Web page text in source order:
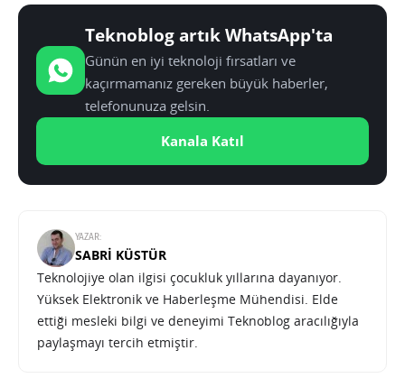
Teknoblog artık WhatsApp'ta
Günün en iyi teknoloji fırsatları ve
kaçırmamanız gereken büyük haberler,
telefonunuza gelsin.
Kanala Katıl
YAZAR:
SABRI KÜSTÜR
Teknolojiye olan ilgisi çocukluk yıllarına dayanıyor.
Yüksek Elektronik ve Haberleşme Mühendisi. Elde
ettiği mesleki bilgi ve deneyimi Teknoblog aracılığıyla
paylaşmayı tercih etmiştir.